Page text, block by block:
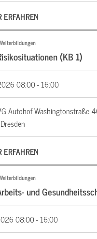
ERFAHREN
(KB 1)
08:00 - 16:00
Autohof Washingtonstraße
ERFAHREN
und
08:00 - 16:00